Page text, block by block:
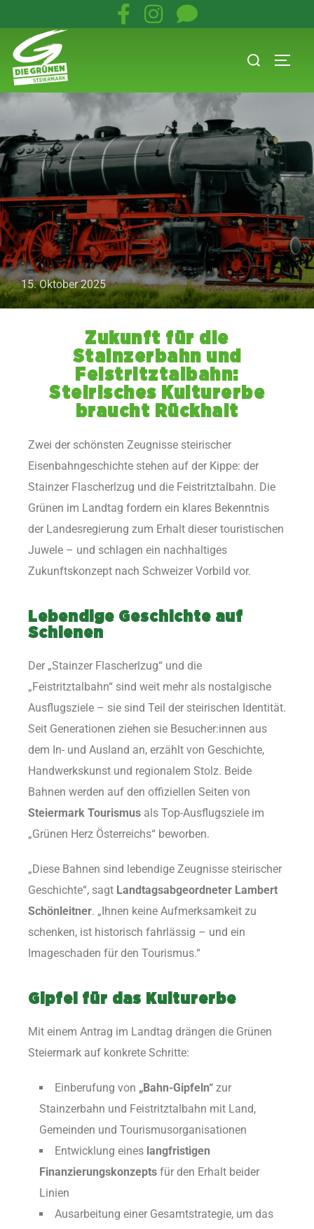
15. Oktober 2025
Zukunft für die
Stainzerbahn und
Feistritztalbahn:
Steirisches Kulturerbe
braucht Rückhalt
Zwei der schönsten Zeugnisse steirischer
Eisenbahngeschichte stehen auf der Kippe: der
Stainzer Flascherlzug und die Feistritztalbahn. Die
Grünen im Landtag fordern ein klares Bekenntnis
der Landesregierung zum Erhalt dieser touristischen
Juwele – und schlagen ein nachhaltiges
Zukunftskonzept nach Schweizer Vorbild vor.
Lebendige Geschichte auf
Schienen
Der „Stainzer Flascherlzug“ und die
„Feistritztalbahn“ sind weit mehr als nostalgische
Ausflugsziele – sie sind Teil der steirischen Identität.
Seit Generationen ziehen sie Besucher:innen aus
dem In- und Ausland an, erzählt von Geschichte,
Handwerkskunst und regionalem Stolz. Beide
Bahnen werden auf den offiziellen Seiten von
Steiermark Tourismus als Top-Ausflugsziele im
„Grünen Herz Österreichs“ beworben.
„Diese Bahnen sind lebendige Zeugnisse steirischer
Geschichte“, sagt Landtagsabgeordneter Lambert
Schönleitner. „Ihnen keine Aufmerksamkeit zu
schenken, ist historisch fahrlässig – und ein
Imageschaden für den Tourismus.“
Gipfel für das Kulturerbe
Mit einem Antrag im Landtag drängen die Grünen
Steiermark auf konkrete Schritte:
Einberufung von „Bahn-Gipfeln“ zur
Stainzerbahn und Feistritztalbahn mit Land,
Gemeinden und Tourismusorganisationen
Entwicklung eines langfristigen
Finanzierungskonzepts für den Erhalt beider
Linien
Ausarbeitung einer Gesamtstrategie, um das